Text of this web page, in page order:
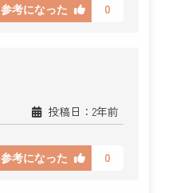
参考になった 0
投稿日：2年前
参考になった 0